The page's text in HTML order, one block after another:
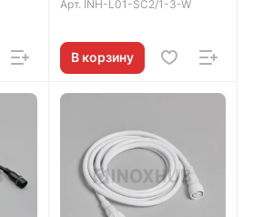
Арт. INH-L01-SC2/1-3-W
В корзину